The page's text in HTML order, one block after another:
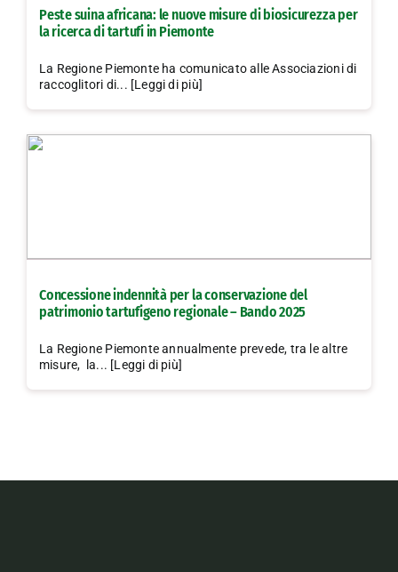
Lavora con noi
Peste suina africana: le nuove misure di biosicurezza per
la ricerca di tartufi in Piemonte
La Regione Piemonte ha comunicato alle Associazioni di
raccoglitori di... [Leggi di più]
Concessione indennità per la conservazione del
patrimonio tartufigeno regionale – Bando 2025
La Regione Piemonte annualmente prevede, tra le altre
misure, la... [Leggi di più]